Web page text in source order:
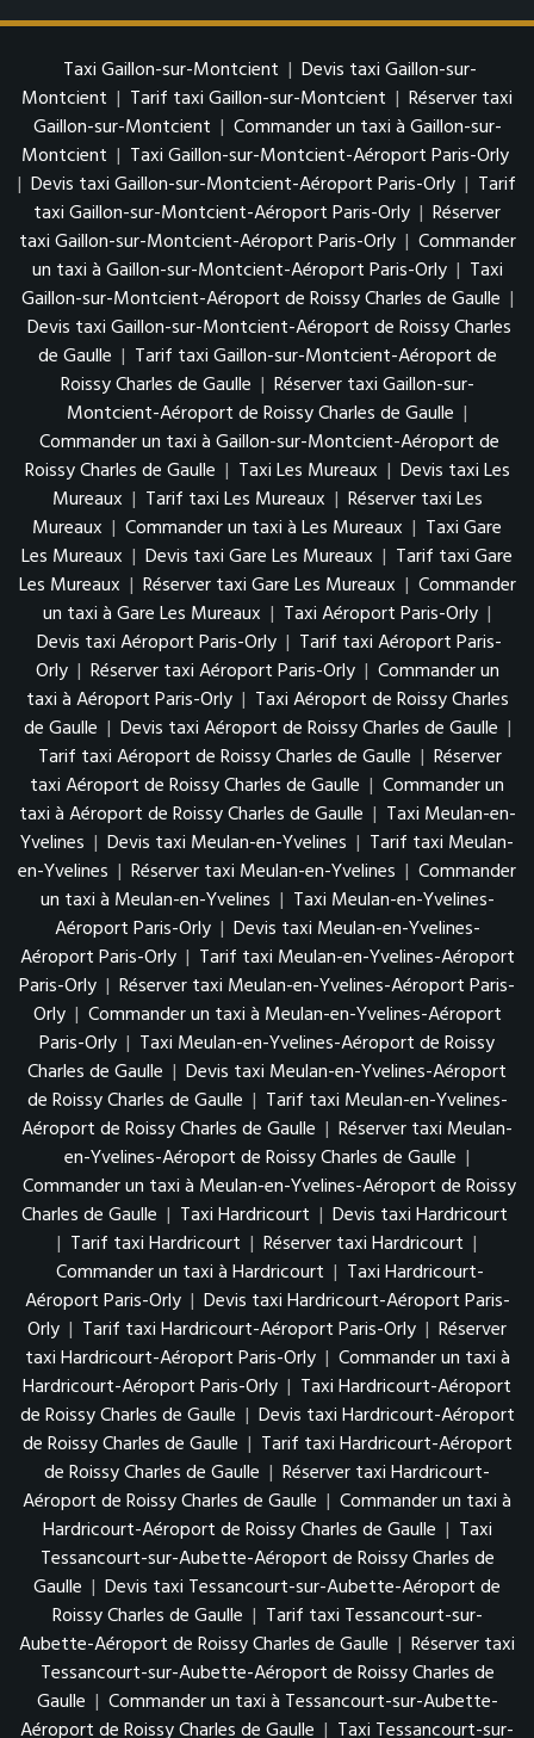
Taxi Gaillon-sur-Montcient | Devis taxi Gaillon-sur-
Montcient | Tarif taxi Gaillon-sur-Montcient | Réserver taxi
Gaillon-sur-Montcient | Commander un taxi à Gaillon-sur-
Montcient | Taxi Gaillon-sur-Montcient-Aéroport Paris-Orly
| Devis taxi Gaillon-sur-Montcient-Aéroport Paris-Orly | Tarif
taxi Gaillon-sur-Montcient-Aéroport Paris-Orly | Réserver
taxi Gaillon-sur-Montcient-Aéroport Paris-Orly | Commander
un taxi à Gaillon-sur-Montcient-Aéroport Paris-Orly | Taxi
Gaillon-sur-Montcient-Aéroport de Roissy Charles de Gaulle |
Devis taxi Gaillon-sur-Montcient-Aéroport de Roissy Charles
de Gaulle | Tarif taxi Gaillon-sur-Montcient-Aéroport de
Roissy Charles de Gaulle | Réserver taxi Gaillon-sur-
Montcient-Aéroport de Roissy Charles de Gaulle |
Commander un taxi à Gaillon-sur-Montcient-Aéroport de
Roissy Charles de Gaulle | Taxi Les Mureaux | Devis taxi Les
Mureaux | Tarif taxi Les Mureaux | Réserver taxi Les
Mureaux | Commander un taxi à Les Mureaux | Taxi Gare
Les Mureaux | Devis taxi Gare Les Mureaux | Tarif taxi Gare
Les Mureaux | Réserver taxi Gare Les Mureaux | Commander
un taxi à Gare Les Mureaux | Taxi Aéroport Paris-Orly |
Devis taxi Aéroport Paris-Orly | Tarif taxi Aéroport Paris-
Orly | Réserver taxi Aéroport Paris-Orly | Commander un
taxi à Aéroport Paris-Orly | Taxi Aéroport de Roissy Charles
de Gaulle | Devis taxi Aéroport de Roissy Charles de Gaulle |
Tarif taxi Aéroport de Roissy Charles de Gaulle | Réserver
taxi Aéroport de Roissy Charles de Gaulle | Commander un
taxi à Aéroport de Roissy Charles de Gaulle | Taxi Meulan-en-
Yvelines | Devis taxi Meulan-en-Yvelines | Tarif taxi Meulan-
en-Yvelines | Réserver taxi Meulan-en-Yvelines | Commander
un taxi à Meulan-en-Yvelines | Taxi Meulan-en-Yvelines-
Aéroport Paris-Orly | Devis taxi Meulan-en-Yvelines-
Aéroport Paris-Orly | Tarif taxi Meulan-en-Yvelines-Aéroport
Paris-Orly | Réserver taxi Meulan-en-Yvelines-Aéroport Paris-
Orly | Commander un taxi à Meulan-en-Yvelines-Aéroport
Paris-Orly | Taxi Meulan-en-Yvelines-Aéroport de Roissy
Charles de Gaulle | Devis taxi Meulan-en-Yvelines-Aéroport
de Roissy Charles de Gaulle | Tarif taxi Meulan-en-Yvelines-
Aéroport de Roissy Charles de Gaulle | Réserver taxi Meulan-
en-Yvelines-Aéroport de Roissy Charles de Gaulle |
Commander un taxi à Meulan-en-Yvelines-Aéroport de Roissy
Charles de Gaulle | Taxi Hardricourt | Devis taxi Hardricourt
| Tarif taxi Hardricourt | Réserver taxi Hardricourt |
Commander un taxi à Hardricourt | Taxi Hardricourt-
Aéroport Paris-Orly | Devis taxi Hardricourt-Aéroport Paris-
Orly | Tarif taxi Hardricourt-Aéroport Paris-Orly | Réserver
taxi Hardricourt-Aéroport Paris-Orly | Commander un taxi à
Hardricourt-Aéroport Paris-Orly | Taxi Hardricourt-Aéroport
de Roissy Charles de Gaulle | Devis taxi Hardricourt-Aéroport
de Roissy Charles de Gaulle | Tarif taxi Hardricourt-Aéroport
de Roissy Charles de Gaulle | Réserver taxi Hardricourt-
Aéroport de Roissy Charles de Gaulle | Commander un taxi à
Hardricourt-Aéroport de Roissy Charles de Gaulle | Taxi
Tessancourt-sur-Aubette-Aéroport de Roissy Charles de
Gaulle | Devis taxi Tessancourt-sur-Aubette-Aéroport de
Roissy Charles de Gaulle | Tarif taxi Tessancourt-sur-
Aubette-Aéroport de Roissy Charles de Gaulle | Réserver taxi
Tessancourt-sur-Aubette-Aéroport de Roissy Charles de
Gaulle | Commander un taxi à Tessancourt-sur-Aubette-
Aéroport de Roissy Charles de Gaulle | Taxi Tessancourt-sur-